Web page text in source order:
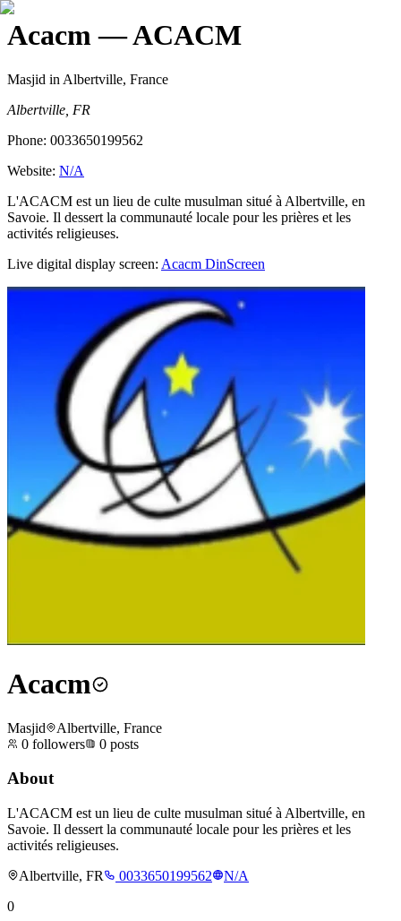
Acacm— ACACM
Masjid in Albertville, France
Albertville, FR
Phone: 0033650199562
Website: N/A
L'ACACM est un lieu de culte musulman situé à Albertville, en
Savoie. Il dessert la communauté locale pour les prières et les
activités religieuses.
Live digital display screen: Acacm DinScreen
Acacm
Masjid
Albertville, France
0 followers 0 posts
About
L'ACACM est un lieu de culte musulman situé à Albertville, en
Savoie. Il dessert la communauté locale pour les prières et les
activités religieuses.
Albertville, FR
0033650199562
N/A
0